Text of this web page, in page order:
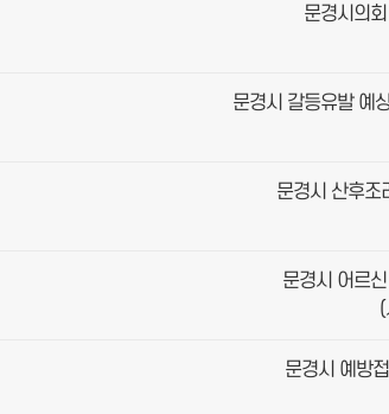
문경시의
문경시 갈등유발 예
문경시 산후조
문경시 어르
문경시 예방